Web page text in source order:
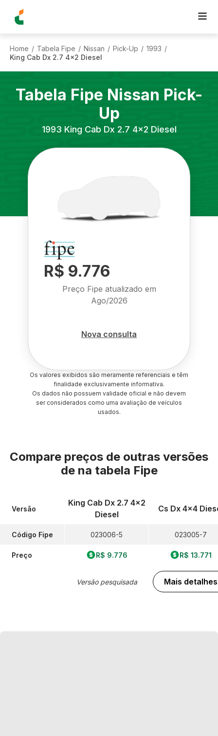
Home / Tabela Fipe / Nissan / Pick-Up / 1993 /
King Cab Dx 2.7 4x2 Diesel
Tabela Fipe Nissan Pick-
Up
1993 King Cab Dx 2.7 4x2 Diesel
R$ 9.776
Preço Fipe atualizado em
Ago/2026
Nova consulta
Os valores exibidos são meramente referenciais e têm
finalidade exclusivamente informativa.
Os dados não possuem validade oficial e não devem
ser considerados como uma avaliação de veículos
usados.
Compare preços de outras versões
de na tabela Fipe
Versão
Código Fipe
Preço
King Cab Dx 2.7 4x2
Diesel
023006-5
R$ 9.776
Versão pesquisada
Cs Dx 4x4
023005-7
R$ 13.771
Mais detalhes